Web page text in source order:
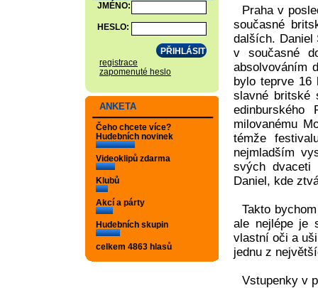
JMÉNO:
HESLO:
registrace
zapomenuté heslo
ANKETA
Čeho chcete více?
Hudebních novinek
Videoklipů zdarma
Klubů
Akcí a párty
Hudebních skupin
celkem 4863 hlasů
Praha v
současné
dalších. Daniel
v současné
absolvováním
bylo teprve 16
slavné britské
milovanému
témže
nejmladším
svých dvaceti
Daniel, kde
Takto
ale nejlépe je
vlastní oči a
jednu z
Vstupenky v